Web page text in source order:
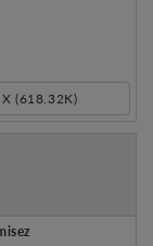
(618.32K)